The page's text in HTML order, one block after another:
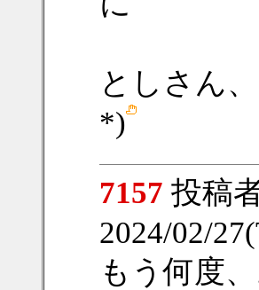
としさん
*)
7157 投稿
2024/02/
もう何度